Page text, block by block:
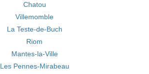
Chatou
Villemomble
La Teste-de-Buch
Riom
Mantes-la-Ville
Les Pennes-Mirabeau